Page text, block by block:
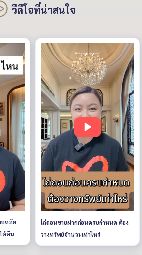
วีดีโอที่น่าสนใจ
อดภัย
ด้คืน
ไถ่ถอนขายฝากก่อนครบกำหนด ต้อง
วางทรัพย์จำนวนเท่าไหร่